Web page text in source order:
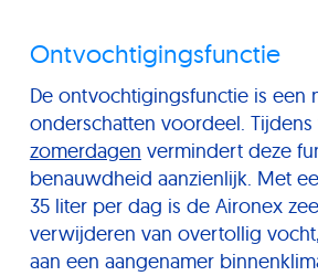
Ontvochtigingsfunctie
De ontvochtigingsfunctie is een
onderschatten voordeel.
zomerdagen vermindert deze
benauwdheid aanzienlijk. Met
35 liter per dag is de Aironex
verwijderen van overtollig
aan een aangenamer